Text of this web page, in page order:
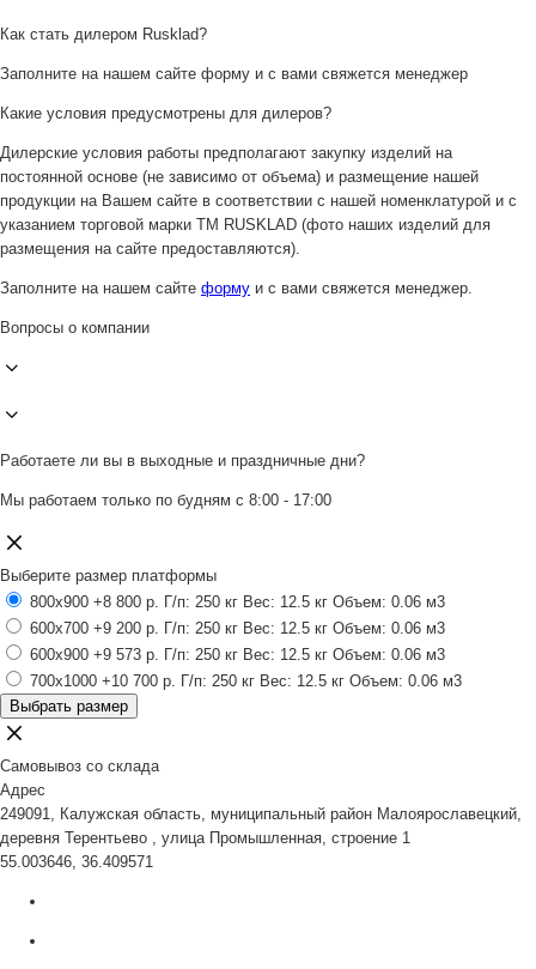
Как стать дилером Rusklad?
Заполните на нашем сайте форму и с вами свяжется менеджер
Какие условия предусмотрены для дилеров?
Дилерские условия работы предполагают закупку изделий на
постоянной основе (не зависимо от объема) и размещение нашей
продукции на Вашем сайте в соответствии с нашей номенклатурой и с
указанием торговой марки ТМ RUSKLAD (фото наших изделий для
размещения на сайте предоставляются).
Заполните на нашем сайте форму и с вами свяжется менеджер.
Вопросы о компании
Работаете ли вы в выходные и праздничные дни?
Мы работаем только по будням с 8:00 - 17:00
Выберите размер платформы
800x900 +8 800 р. Г/п: 250 кг Вес: 12.5 кг Объем: 0.06 м3
600x700 +9 200 р. Г/п: 250 кг Вес: 12.5 кг Объем: 0.06 м3
600x900 +9 573 р. Г/п: 250 кг Вес: 12.5 кг Объем: 0.06 м3
700x1000 +10 700 р. Г/п: 250 кг Вес: 12.5 кг Объем: 0.06 м3
Выбрать размер
Самовывоз со склада
Адрес
249091, Калужская область, муниципальный район Малоярославецкий,
деревня Терентьево , улица Промышленная, строение 1
55.003646, 36.409571